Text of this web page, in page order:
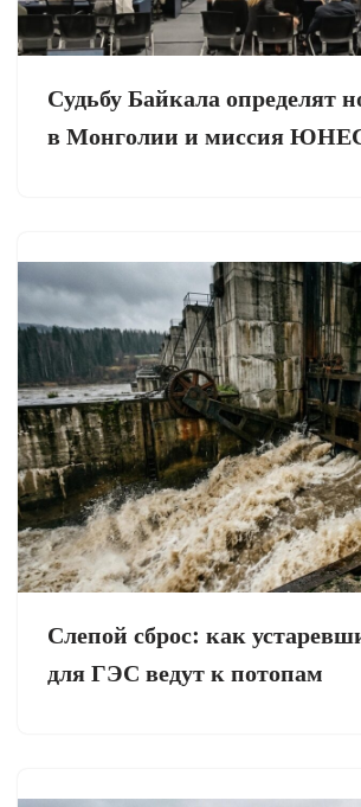
Судьбу Байкала определят
в Монголии и миссия
Слепой сброс: как
для ГЭС ведут к потопам